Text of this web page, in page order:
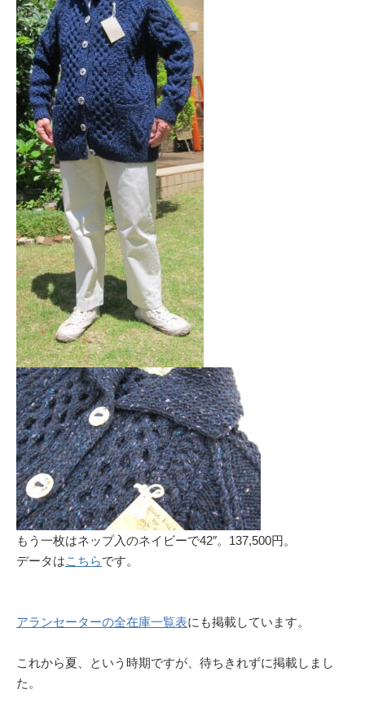
もう一枚はネップ入のネイビーで42″。137,500円。
データはこちらです。
アランセーターの全在庫一覧表にも掲載しています。
これから夏、という時期ですが、待ちきれずに掲載しまし
た。